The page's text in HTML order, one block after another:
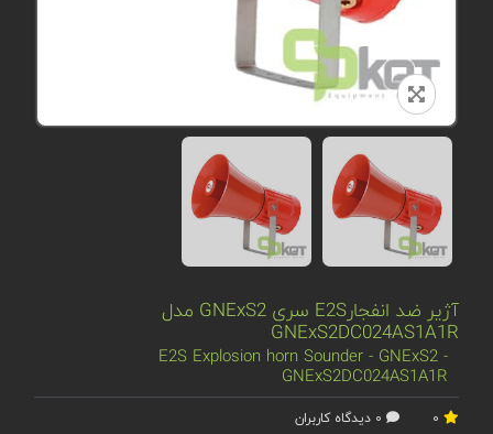
آژیر ضد انفجارE2S سری GNExS2 مدل
GNExS2DC024AS1A1R
E2S Explosion horn Sounder - GNExS2 -
GNExS2DC024AS1A1R